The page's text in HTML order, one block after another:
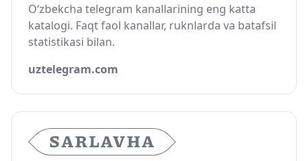
O‘zbekcha telegram kanallarining eng katta
katalogi. Faqt faol kanallar, ruknlarda va batafsil
statistikasi bilan.
uztelegram.com